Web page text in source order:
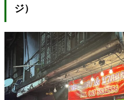
ジ）